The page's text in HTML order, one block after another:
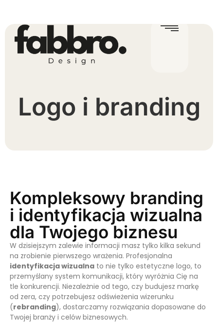
Logo i branding
Kompleksowy branding
i identyfikacja wizualna
dla Twojego biznesu
W dzisiejszym zalewie informacji masz tylko kilka sekund
na zrobienie pierwszego wrażenia. Profesjonalna
identyfikacja wizualna to nie tylko estetyczne logo, to
przemyślany system komunikacji, który wyróżnia Cię na
tle konkurencji. Niezależnie od tego, czy budujesz markę
od zera, czy potrzebujesz odświeżenia wizerunku
(rebranding), dostarczamy rozwiązania dopasowane do
Twojej branży i celów biznesowych.